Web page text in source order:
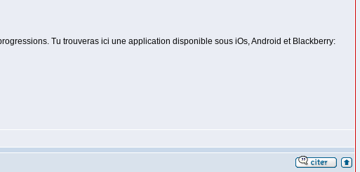
Tu trouveras ici une application disponible sous iOs, Android et Blackberry: